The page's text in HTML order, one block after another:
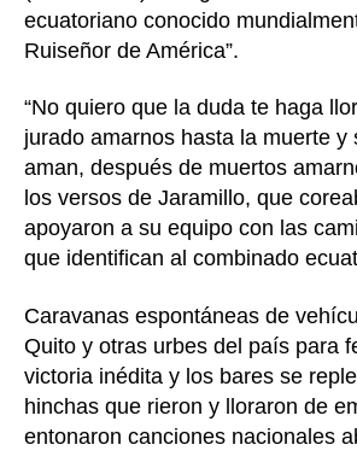
ecuatoriano conocido
Ruiseñor de América”.
“No quiero que la duda te haga
jurado amarnos hasta la muerte y
aman, después de muertos
los versos de Jaramillo, que
apoyaron a su equipo con las
que identifican al combinado
Caravanas espontáneas de
Quito y otras urbes del país para
victoria inédita y los bares se
hinchas que rieron y lloraron de
entonaron canciones nacionales